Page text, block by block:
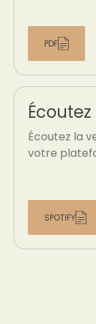
PDF
Écoutez la
votre
SPOTIFY